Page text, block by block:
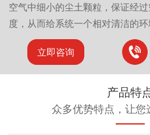
空气中细小的尘土颗粒，保证经
度，从而给系统一个相对清洁的
立即咨询
产品特
众多优势特点，让您